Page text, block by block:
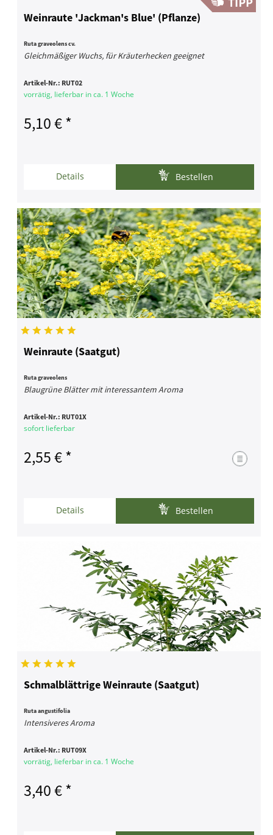
Weinraute 'Jackman's Blue' (Pflanze)
Ruta graveolens cv.
Gleichmäßiger Wuchs, für Kräuterhecken geeignet
Artikel-Nr.: RUT02
vorrätig, lieferbar in ca. 1 Woche
5,10 € *
Details Bestellen
Weinraute (Saatgut)
Ruta graveolens
Blaugrüne Blätter mit interessantem Aroma
Artikel-Nr.: RUT01X
sofort lieferbar
2,55 € *
Details Bestellen
Schmalblättrige Weinraute (Saatgut)
Ruta angustifolia
Intensiveres Aroma
Artikel-Nr.: RUT09X
vorrätig, lieferbar in ca. 1 Woche
3,40 € *